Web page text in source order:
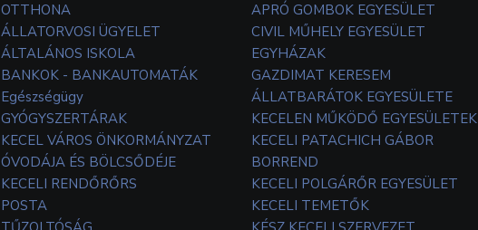
OTTHONA
ÁLLATORVOSI ÜGYELET
ÁLTALÁNOS ISKOLA
BANKOK - BANKAUTOMATÁK
Egészségügy
GYÓGYSZERTÁRAK
KECEL VÁROS ÖNKORMÁNYZAT
ÓVODÁJA ÉS BÖLCSŐDÉJE
KECELI RENDŐRŐRS
POSTA
APRÓ GOMBOK EGYESÜLET
CIVIL MŰHELY EGYESÜLET
EGYHÁZAK
GAZDIMAT KERESEM
ÁLLATBARÁTOK EGYESÜLETE
KECELEN MŰKÖDŐ EGYESÜLETEK
KECELI PATACHICH GÁBOR
BORREND
KECELI POLGÁRŐR EGYESÜLET
KECELI TEMETŐK